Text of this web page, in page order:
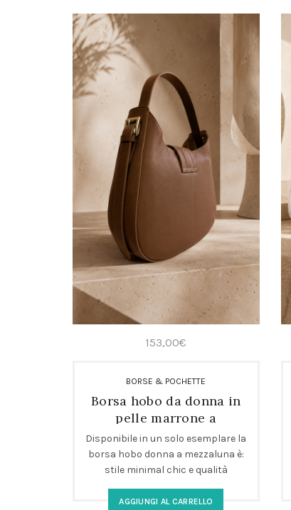
153,00€
BORSE & POCHETTE
Borsa hobo da donna in
pelle marrone a
mezzaluna
Disponibile in un solo esemplare la
borsa hobo donna a mezzaluna è:
stile minimal chic e qualità
della tua settimana. Perfetta come
AGGIUNGI AL CARRELLO